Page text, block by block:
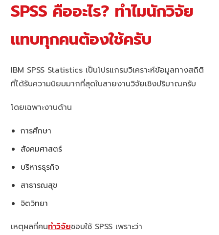
SPSS คืออะไร? ทำไมนักวิจัย
แทบทุกคนต้องใช้ครับ
IBM SPSS Statistics เป็นโปรแกรมวิเคราะห์ข้อมูลทางสถิติ
ที่ได้รับความนิยมมากที่สุดในสายงานวิจัยเชิงปริมาณครับ
โดยเฉพาะงานด้าน
การศึกษา
สังคมศาสตร์
บริหารธุรกิจ
สาธารณสุข
จิตวิทยา
เหตุผลที่คนทำวิจัยชอบใช้ SPSS เพราะว่า